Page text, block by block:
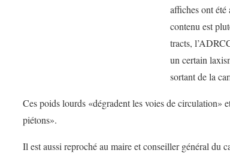
affiches ont été
contenu est
tracts,
un certain
sortant de la
Ces poids lourds «dégradent les voies de circulation»
piétons».
Il est aussi reproché au maire et conseiller général du